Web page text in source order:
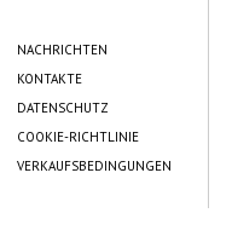
NACHRICHTEN
KONTAKTE
DATENSCHUTZ
COOKIE-RICHTLINIE
VERKAUFSBEDINGUNGEN